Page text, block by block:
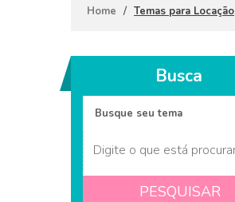
Home / Temas para Locação
Busca
PESQUISAR